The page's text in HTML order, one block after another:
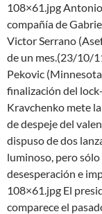
108×61.jpg
compañía de
Victor Serrano
de un mes.(23/10/
Pekovic
finalización del
Kravchenko mete
de despeje del
dispuso de dos
luminoso, pero
desesperación e
108×61.jpg El
comparece el